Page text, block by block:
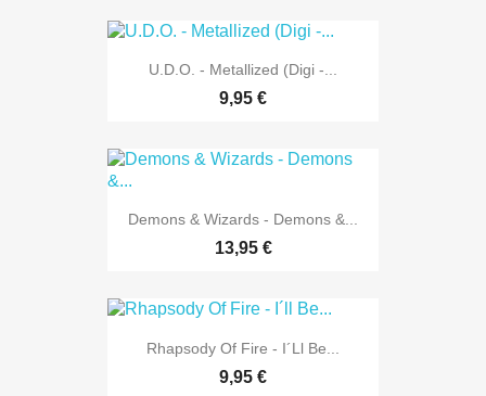
U.D.O. - Metallized (Digi -...
9,95 €
Demons & Wizards - Demons &...
13,95 €
Rhapsody Of Fire - I´ll Be...
9,95 €